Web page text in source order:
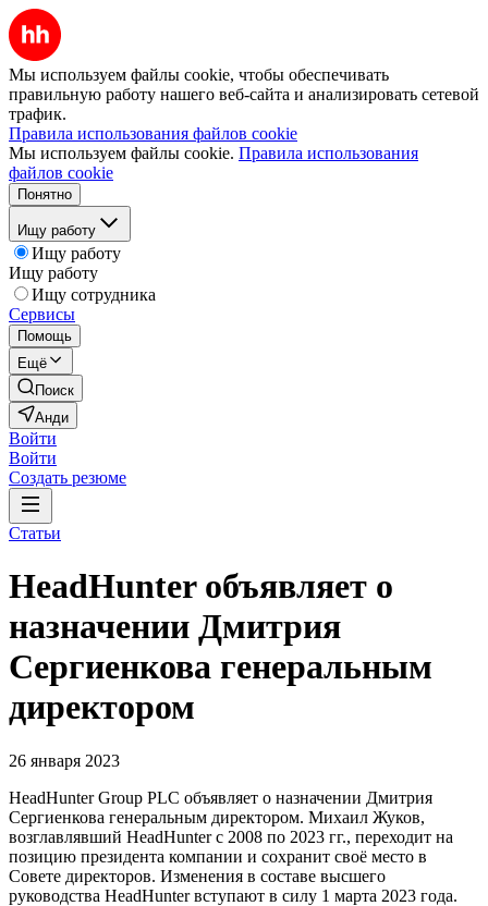
Мы используем файлы cookie, чтобы обеспечивать
правильную работу нашего веб-сайта и анализировать сетевой
трафик.
Правила использования файлов cookie
Мы используем файлы cookie. Правила использования
файлов cookie
Понятно
Ищу работу
Ищу работу
Ищу работу
Ищу сотрудника
Сервисы
Помощь
Ещё
Поиск
Анди
Войти
Войти
Создать резюме
Статьи
HeadHunter объявляет о
назначении Дмитрия
Сергиенкова генеральным
директором
26 января 2023
HeadHunter Group PLC объявляет о назначении Дмитрия
Сергиенкова генеральным директором. Михаил Жуков,
возглавлявший HeadHunter с 2008 по 2023 гг., переходит на
позицию президента компании и сохранит своё место в
Совете директоров. Изменения в составе высшего
руководства HeadHunter вступают в силу 1 марта 2023 года.